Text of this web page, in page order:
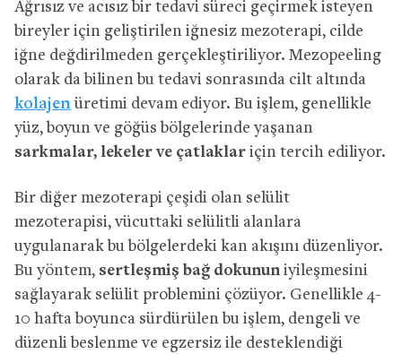
Ağrısız ve acısız bir tedavi süreci geçirmek isteyen
bireyler için geliştirilen iğnesiz mezoterapi, cilde
iğne değdirilmeden gerçekleştiriliyor. Mezopeeling
olarak da bilinen bu tedavi sonrasında cilt altında
kolajenüretimi devam ediyor. Bu işlem, genellikle
yüz, boyun ve göğüs bölgelerinde yaşanan
sarkmalar, lekeler ve çatlaklar için tercih ediliyor.
Bir diğer mezoterapi çeşidi olan selülit
mezoterapisi, vücuttaki selülitli alanlara
uygulanarak bu bölgelerdeki kan akışını düzenliyor.
Bu yöntem, sertleşmiş bağ dokununiyileşmesini
sağlayarak selülit problemini çözüyor. Genellikle 4-
10 hafta boyunca sürdürülen bu işlem, dengeli ve
düzenli beslenme ve egzersiz ile desteklendiği